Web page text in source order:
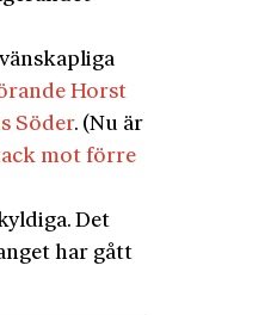
Horst
Söder. (Nu är
mot förre
Det
har gått